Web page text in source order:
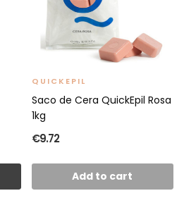
QUICKEPIL
Saco de Cera QuickEpil Rosa
1kg
€9.72
Add to cart